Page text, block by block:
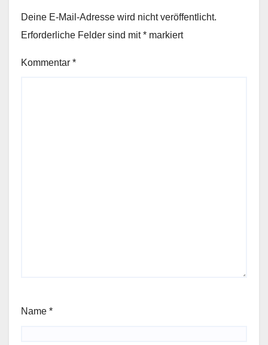
Deine E-Mail-Adresse wird nicht veröffentlicht.
Erforderliche Felder sind mit* markiert
Kommentar *
Name *